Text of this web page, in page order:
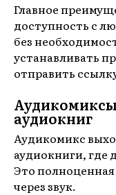
Главное
доступность с
без
устанавливать
отправить
аудиокниг
Аудикомикс
аудиокниги, где
Это
через звук.